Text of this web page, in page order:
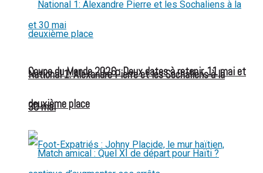
Coupe du Monde 2026 : Deux dates à retenir, 11 mai et
30 mai
National 1: Alexandre Pierre et les Sochaliens à la
deuxième place